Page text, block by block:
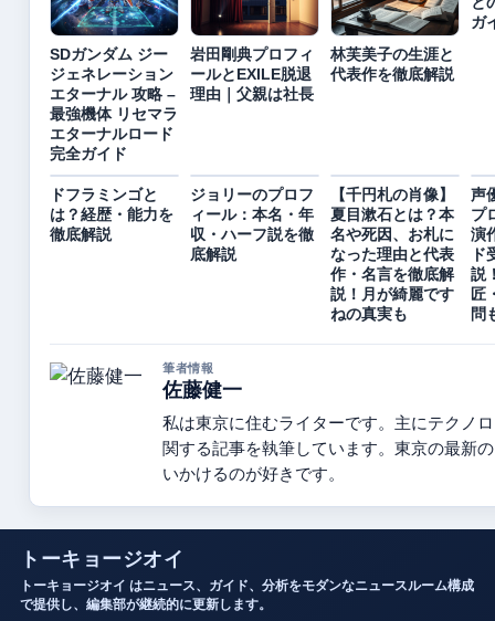
SDガンダム ジー
ジェネレーション
エターナル 攻略 –
最強機体 リセマラ
エターナルロード
完全ガイド
岩田剛典プロフィ
ールとEXILE脱退
理由｜父親は社長
林芙美子の生涯と
代表作を徹底解説
ガ
ドフラミンゴと
は？経歴・能力を
徹底解説
ジョリーのプロフ
ィール：本名・年
収・ハーフ説を徹
底解説
【千円札の肖像】
夏目漱石とは？本
名や死因、お札に
なった理由と代表
作・名言を徹底解
説！月が綺麗です
ねの真実も
声
プ
演
ド
説
匠
問
筆者情報
佐藤健一
私は東京に住むライターです。主にテクノ
関する記事を執筆しています。東京の最新
いかけるのが好きです。
トーキョージオイ
トーキョージオイ はニュース、ガイド、分析をモダンなニュースルーム構成
で提供し、編集部が継続的に更新します。